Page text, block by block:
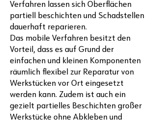
Verfahren lassen sich Oberflächen
partiell beschichten und Schadstellen
dauerhaft reparieren.
Das mobile Verfahren besitzt den
Vorteil, dass es auf Grund der
einfachen und kleinen Komponenten
räumlich flexibel zur Reparatur von
Werkstücken vor Ort eingesetzt
werden kann. Zudem ist auch ein
gezielt partielles Beschichten großer
Werkstücke ohne Abkleben und